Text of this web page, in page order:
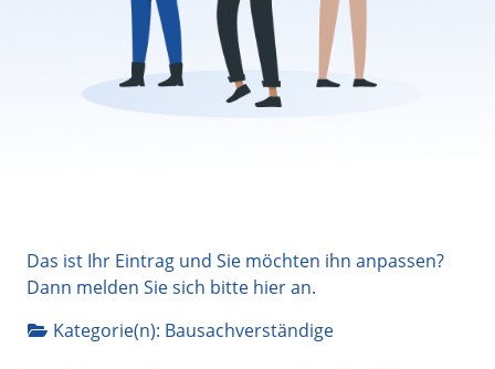
Das ist Ihr Eintrag und Sie möchten ihn anpassen?
Dann melden Sie sich bitte hieran.
Kategorie(n): Bausachverständige